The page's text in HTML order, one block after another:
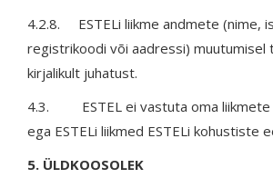
4.2.8. ESTELi liikme andmete (nime,
registrikoodi või aadressi) muutumisel
kirjalikult juhatust.
4.3. ESTEL ei vastuta oma liikmete
ega ESTELi liikmed ESTELi kohustiste
5. ÜLDKOOSOLEK